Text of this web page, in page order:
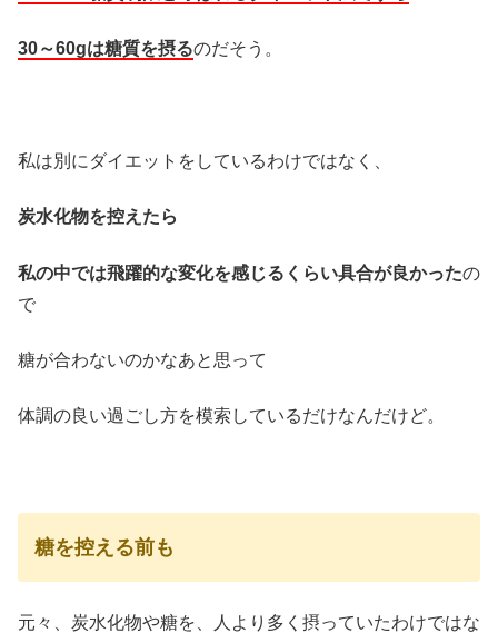
30～60gは糖質を摂るのだそう。
私は別にダイエットをしているわけではなく、
炭水化物を控えたら
私の中では飛躍的な変化を感じるくらい具合が良かったの
で
糖が合わないのかなあと思って
体調の良い過ごし方を模索しているだけなんだけど。
糖を控える前も
元々、炭水化物や糖を、人より多く摂っていたわけではな